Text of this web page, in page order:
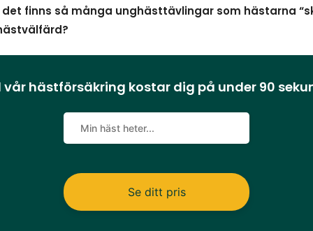
finns så många unghästtävlingar som hästarna
vår hästförsäkring kostar dig på under 90
Se ditt pris